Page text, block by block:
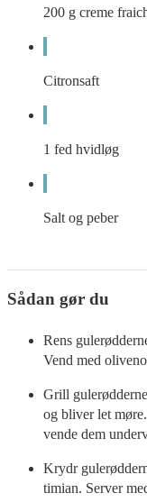
200 g creme
Citronsaft
1 fed hvidløg
Salt og peber
Sådan gør du
Rens
Vend med
Grill
og bliver let
vende dem
Krydr
timian. Server